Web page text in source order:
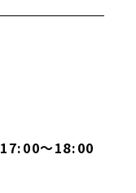
17:00～18:00